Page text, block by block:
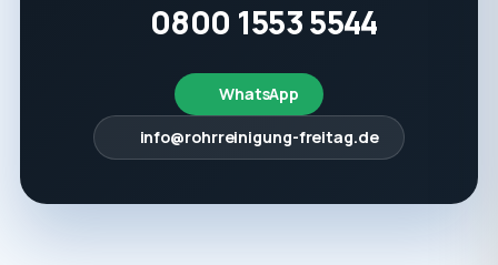
0800 1553 5544
WhatsApp
info@rohrreinigung-freitag.de